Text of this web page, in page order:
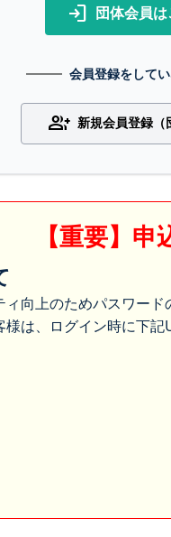
login 団体会員は
会員登録をして
group_add 新規会員登録（
【重要】
向上のためパスワード
は、ログイン時に下記